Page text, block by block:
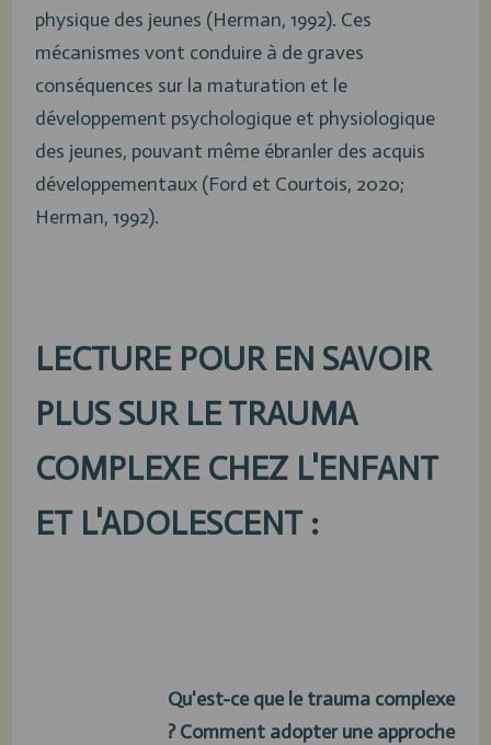
physique des jeunes (Herman, 1992). Ces
mécanismes vont conduire à de graves
conséquences sur la maturation et le
développement psychologique et physiologique
des jeunes, pouvant même ébranler des acquis
développementaux (Ford et Courtois, 2020;
Herman, 1992).
LECTURE POUR EN SAVOIR
PLUS SUR LE TRAUMA
COMPLEXE CHEZ L'ENFANT
ET L'ADOLESCENT :
Qu'est-ce que le trauma complexe
? Comment adopter une approche